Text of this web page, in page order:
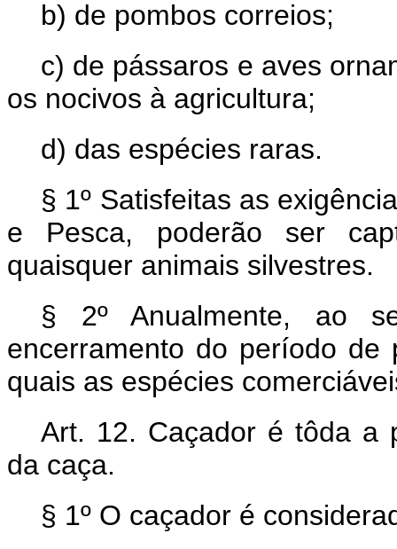
b) de pombos correios;
c) de pássaros e aves
os nocivos à agricultura;
d) das espécies raras.
§ 1º Satisfeitas as
e Pesca, poderão ser
quaisquer animais silvestres.
§ 2º Anualmente, ao
encerramento do período de
quais as espécies
Art. 12. Caçador é tôda a
da caça.
§ 1º O caçador é